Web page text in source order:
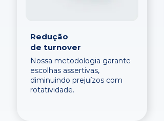
Redução
de turnover
Nossa metodologia garante
escolhas assertivas,
diminuindo prejuízos com
rotatividade.